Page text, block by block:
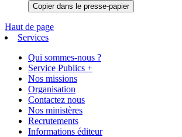
Copier dans le presse-papier
Haut de page
Services
Qui sommes-nous ?
Service Publics +
Nos missions
Organisation
Contactez nous
Nos ministères
Recrutements
Informations éditeur